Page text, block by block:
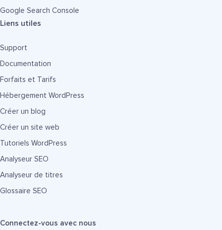
Google Search Console
Liens utiles
Support
Documentation
Forfaits et Tarifs
Hébergement WordPress
Créer un blog
Créer un site web
Tutoriels WordPress
Analyseur SEO
Analyseur de titres
Glossaire SEO
Connectez-vous avec nous